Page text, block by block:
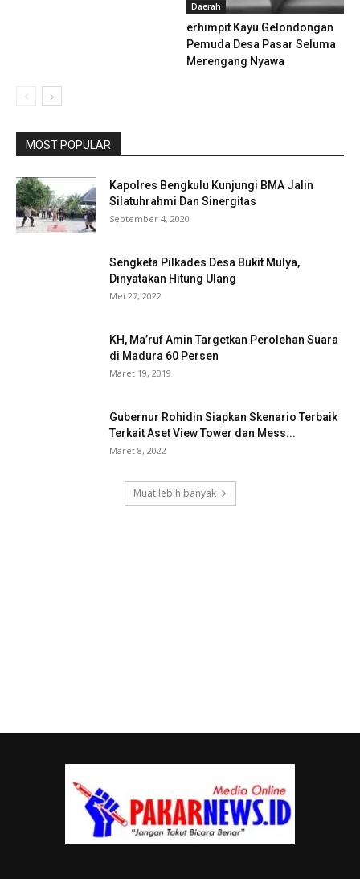
Daerah
erhimpit Kayu Gelondongan
Pemuda Desa Pasar Seluma
Merengang Nyawa
MOST POPULAR
Kapolres Bengkulu Kunjungi BMA Jalin
Silatuhrahmi Dan Sinergitas
September 4, 2020
Sengketa Pilkades Desa Bukit Mulya,
Dinyatakan Hitung Ulang
Mei 27, 2022
KH, Ma’ruf Amin Targetkan Perolehan Suara
di Madura 60 Persen
Maret 19, 2019
Gubernur Rohidin Siapkan Skenario Terbaik
Terkait Aset View Tower dan Mess...
Maret 8, 2022
Muat lebih banyak